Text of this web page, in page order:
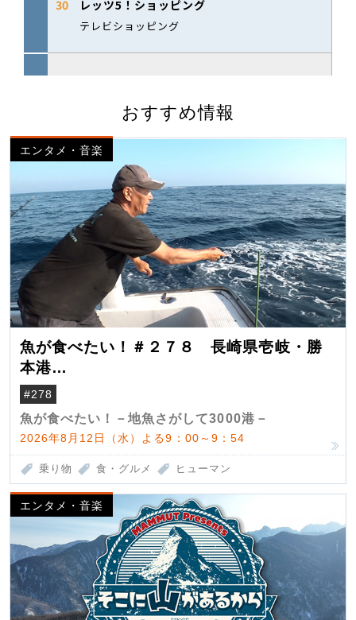
おすすめ情報
エンタメ・音楽
魚が食べたい！＃２７８ 長崎県壱岐・勝
本港
（クロマグロ）
#278
魚が食べたい！－地魚さがして3000港－
2026年8月12日（水）よる9：00～9：54
乗り物 食・グルメ ヒューマン
エンタメ・音楽